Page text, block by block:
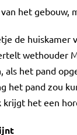
het gebouw,
de huiskamer
wethouder
als het pand
het pand zou
het een